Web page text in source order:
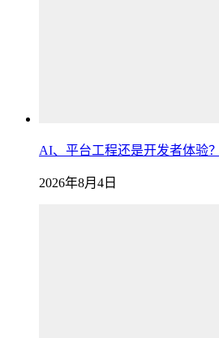
AI、平台工程还是开发者体验
2026年8月4日